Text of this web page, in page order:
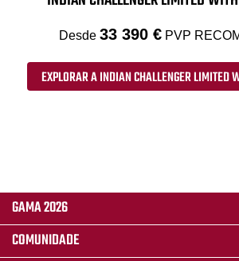
Desde 33 390 € PVP
EXPLORAR A INDIAN CHALLENGER LIMITED
GAMA 2026
COMUNIDADE